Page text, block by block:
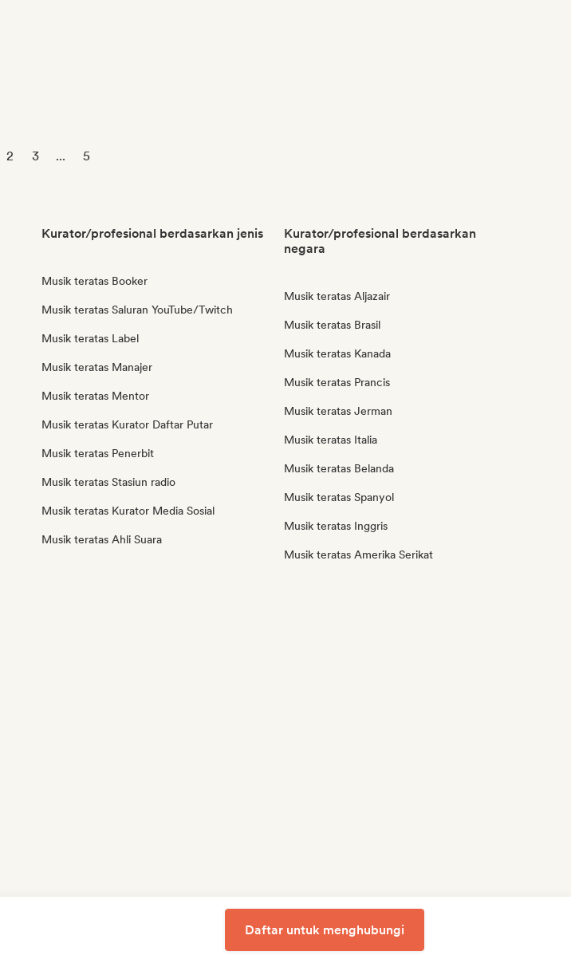
2 3 ... 5
Kurator/profesional berdasarkan jenis
Musik teratas Booker
Musik teratas Saluran YouTube/Twitch
Musik teratas Label
Musik teratas Manajer
Musik teratas Mentor
Musik teratas Kurator Daftar Putar
Musik teratas Penerbit
Musik teratas Stasiun radio
Musik teratas Kurator Media Sosial
Musik teratas Ahli Suara
Kurator/profesional berdasarkan
negara
Musik teratas Aljazair
Musik teratas Brasil
Musik teratas Kanada
Musik teratas Prancis
Musik teratas Jerman
Musik teratas Italia
Musik teratas Belanda
Musik teratas Spanyol
Musik teratas Inggris
Musik teratas Amerika Serikat
Daftar untuk menghubungi